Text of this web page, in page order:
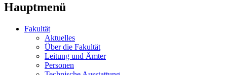
Hauptmenü
Fakultät
Aktuelles
Über die Fakultät
Leitung und Ämter
Personen